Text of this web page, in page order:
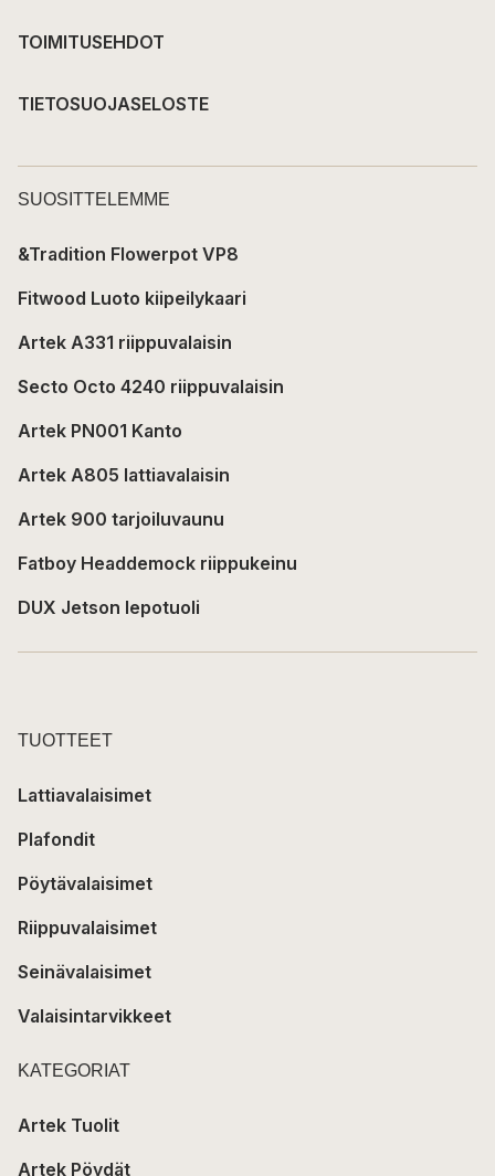
TOIMITUSEHDOT
TIETOSUOJASELOSTE
SUOSITTELEMME
&Tradition Flowerpot VP8
Fitwood Luoto kiipeilykaari
Artek A331 riippuvalaisin
Secto Octo 4240 riippuvalaisin
Artek PN001 Kanto
Artek A805 lattiavalaisin
Artek 900 tarjoiluvaunu
Fatboy Headdemock riippukeinu
DUX Jetson lepotuoli
TUOTTEET
Lattiavalaisimet
Plafondit
Pöytävalaisimet
Riippuvalaisimet
Seinävalaisimet
Valaisintarvikkeet
KATEGORIAT
Artek Tuolit
Artek Pöydät